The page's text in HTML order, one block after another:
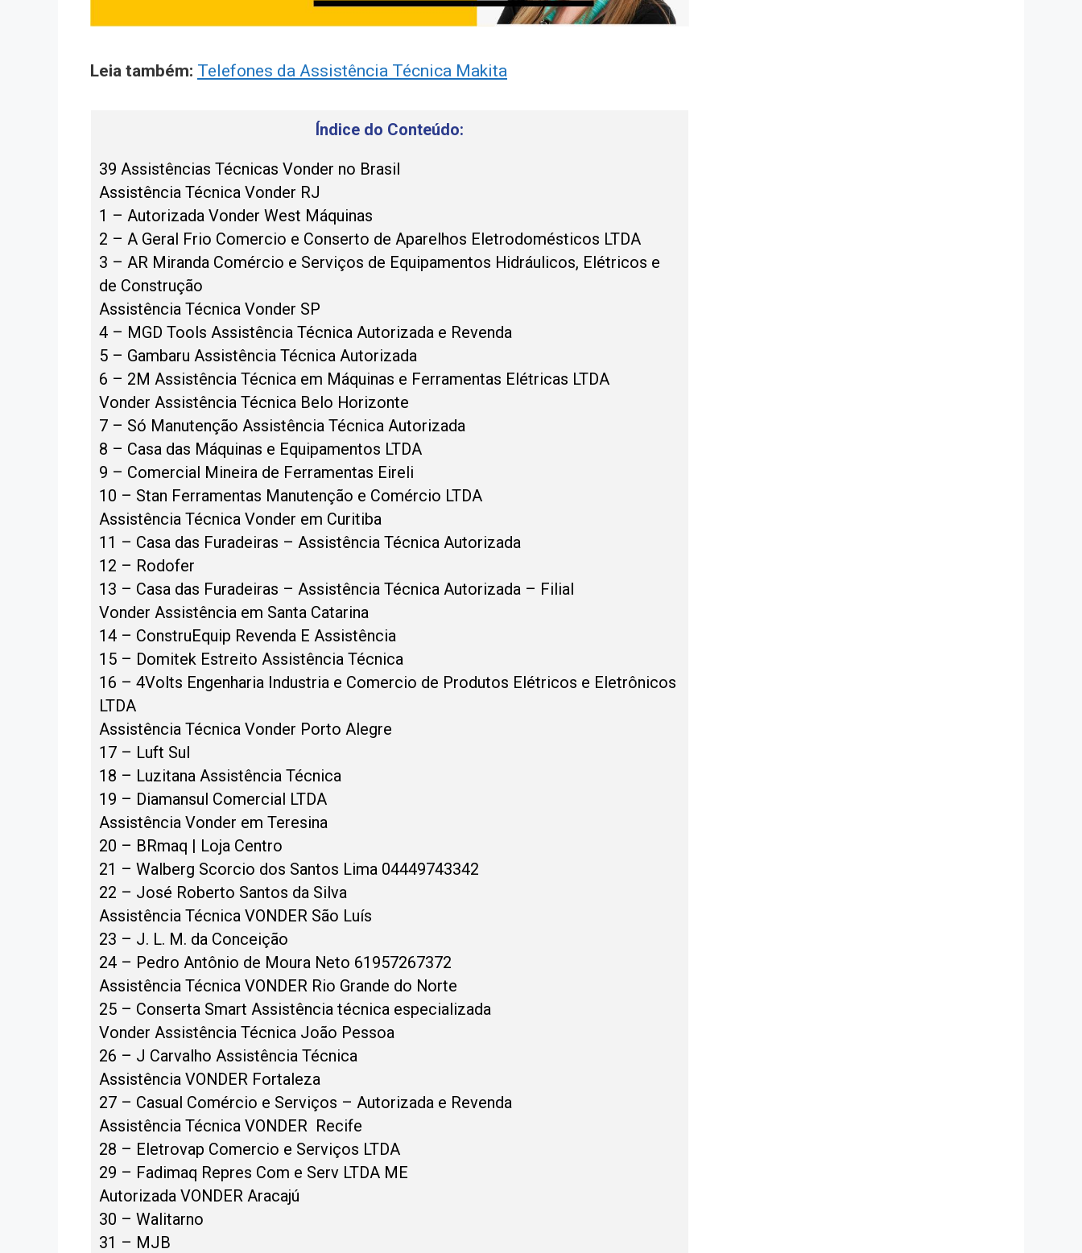
Leia também: Telefones da Assistência Técnica Makita
Índice do Conteúdo:
39 Assistências Técnicas Vonder no Brasil
Assistência Técnica Vonder RJ
1 – Autorizada Vonder West Máquinas
2 – A Geral Frio Comercio e Conserto de Aparelhos Eletrodomésticos LTDA
3 – AR Miranda Comércio e Serviços de Equipamentos Hidráulicos, Elétricos e
de Construção
Assistência Técnica Vonder SP
4 – MGD Tools Assistência Técnica Autorizada e Revenda
5 – Gambaru Assistência Técnica Autorizada
6 – 2M Assistência Técnica em Máquinas e Ferramentas Elétricas LTDA
Vonder Assistência Técnica Belo Horizonte
7 – Só Manutenção Assistência Técnica Autorizada
8 – Casa das Máquinas e Equipamentos LTDA
9 – Comercial Mineira de Ferramentas Eireli
10 – Stan Ferramentas Manutenção e Comércio LTDA
Assistência Técnica Vonder em Curitiba
11 – Casa das Furadeiras – Assistência Técnica Autorizada
12 – Rodofer
13 – Casa das Furadeiras – Assistência Técnica Autorizada – Filial
Vonder Assistência em Santa Catarina
14 – ConstruEquip Revenda E Assistência
15 – Domitek Estreito Assistência Técnica
16 – 4Volts Engenharia Industria e Comercio de Produtos Elétricos e Eletrônicos
LTDA
Assistência Técnica Vonder Porto Alegre
17 – Luft Sul
18 – Luzitana Assistência Técnica
19 – Diamansul Comercial LTDA
Assistência Vonder em Teresina
20 – BRmaq | Loja Centro
21 – Walberg Scorcio dos Santos Lima 04449743342
22 – José Roberto Santos da Silva
Assistência Técnica VONDER São Luís
23 – J. L. M. da Conceição
24 – Pedro Antônio de Moura Neto 61957267372
Assistência Técnica VONDER Rio Grande do Norte
25 – Conserta Smart Assistência técnica especializada
Vonder Assistência Técnica João Pessoa
26 – J Carvalho Assistência Técnica
Assistência VONDER Fortaleza
27 – Casual Comércio e Serviços – Autorizada e Revenda
Assistência Técnica VONDER Recife
28 – Eletrovap Comercio e Serviços LTDA
29 – Fadimaq Repres Com e Serv LTDA ME
Autorizada VONDER Aracajú
30 – Walitarno
31 – MJB